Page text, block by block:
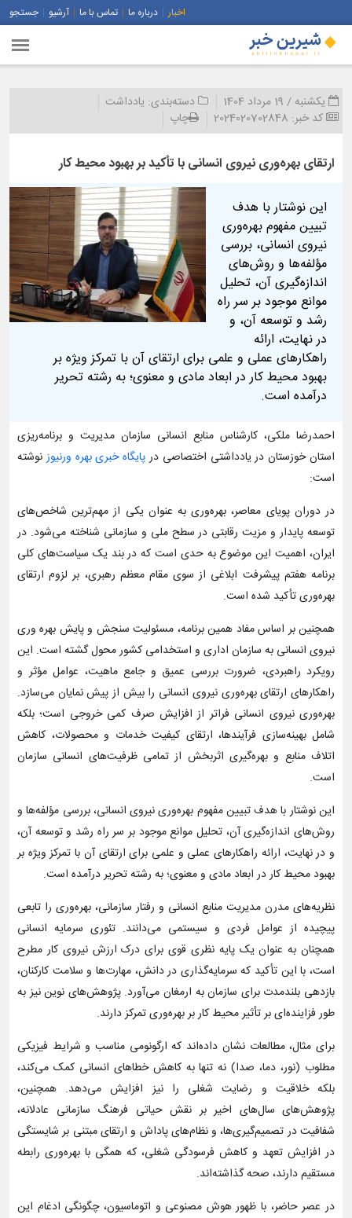
اخبار درباره ما تماس با ما آرشیو جستجو
یکشنبه / 19 مرداد 1404 دسته‌بندی: یادداشت
کد خبر: 2024020702848 چاپ
ارتقای بهره‌وری نیروی انسانی با تأکید بر بهبود محیط کار
این نوشتار با هدف
تبیین مفهوم بهره‌وری
نیروی انسانی، بررسی
مؤلفه‌ها و روش‌های
اندازه‌گیری آن، تحلیل
موانع موجود بر سر راه
رشد و توسعه آن، و
در نهایت، ارائه
راهکارهای عملی و علمی برای ارتقای آن با تمرکز ویژه بر
بهبود محیط کار در ابعاد مادی و معنوی؛ به رشته تحریر
درآمده است.
احمدرضا ملکی، کارشناس منابع انسانی سازمان مدیریت و برنامه‌ریزی
استان خوزستان در یادداشتی اختصاصی درپایگاه خبری بهره ورنیوزنوشته
است:
در دوران پویای معاصر، بهره‌وری به عنوان یکی از مهم‌ترین شاخص‌های
توسعه پایدار و مزیت رقابتی در سطح ملی و سازمانی شناخته می‌شود. در
ایران، اهمیت این موضوع به حدی است که در بند یک سیاست‌های کلی
برنامه هفتم پیشرفت ابلاغی از سوی مقام معظم رهبری، بر لزوم ارتقای
بهره‌وری تأکید شده است.
همچنین بر اساس مفاد همین برنامه، مسئولیت سنجش و پایش بهره وری
نیروی انسانی به سازمان اداری و استخدامی کشور محول گشته است. این
رویکرد راهبردی، ضرورت بررسی عمیق و جامع ماهیت، عوامل مؤثر و
راهکارهای ارتقای بهره‌وری نیروی انسانی را بیش از پیش نمایان می‌سازد.
بهره‌وری نیروی انسانی فراتر از افزایش صرف کمی خروجی است؛ بلکه
شامل بهینه‌سازی فرآیندها، ارتقای کیفیت خدمات و محصولات، کاهش
اتلاف منابع و بهره‌گیری اثربخش از تمامی ظرفیت‌های انسانی سازمان
است.
این نوشتار با هدف تبیین مفهوم بهره‌وری نیروی انسانی، بررسی مؤلفه‌ها و
روش‌های اندازه‌گیری آن، تحلیل موانع موجود بر سر راه رشد و توسعه آن،
و در نهایت، ارائه راهکارهای عملی و علمی برای ارتقای آن با تمرکز ویژه بر
بهبود محیط کار در ابعاد مادی و معنوی؛ به رشته تحریر درآمده است.
نظریه‌های مدرن مدیریت منابع انسانی و رفتار سازمانی، بهره‌وری را تابعی
پیچیده از عوامل فردی و سیستمی می‌دانند. تئوری سرمایه انسانی
همچنان به عنوان یک پایه نظری قوی برای درک ارزش نیروی کار مطرح
است، با این تأکید که سرمایه‌گذاری در دانش، مهارت‌ها و سلامت کارکنان،
بازدهی بلندمدت برای سازمان به ارمغان می‌آورد. پژوهش‌های نوین نیز به
طور فزاینده‌ای بر تأثیر محیط کار بر بهره‌وری تمرکز دارند.
برای مثال، مطالعات نشان داده‌اند که ارگونومی مناسب و شرایط فیزیکی
مطلوب (نور، دما، صدا) نه تنها به کاهش خطاهای انسانی کمک می‌کند،
بلکه خلاقیت و رضایت شغلی را نیز افزایش می‌دهد. همچنین،
پژوهش‌های سال‌های اخیر بر نقش حیاتی فرهنگ سازمانی عادلانه،
شفافیت در تصمیم‌گیری‌ها، و نظام‌های پاداش و ارتقای مبتنی بر شایستگی
در افزایش تعهد و کاهش فرسودگی شغلی، که همگی با بهره‌وری رابطه
مستقیم دارند، صحه گذاشته‌اند.
در عصر حاضر، با ظهور هوش مصنوعی و اتوماسیون، چگونگی ادغام این